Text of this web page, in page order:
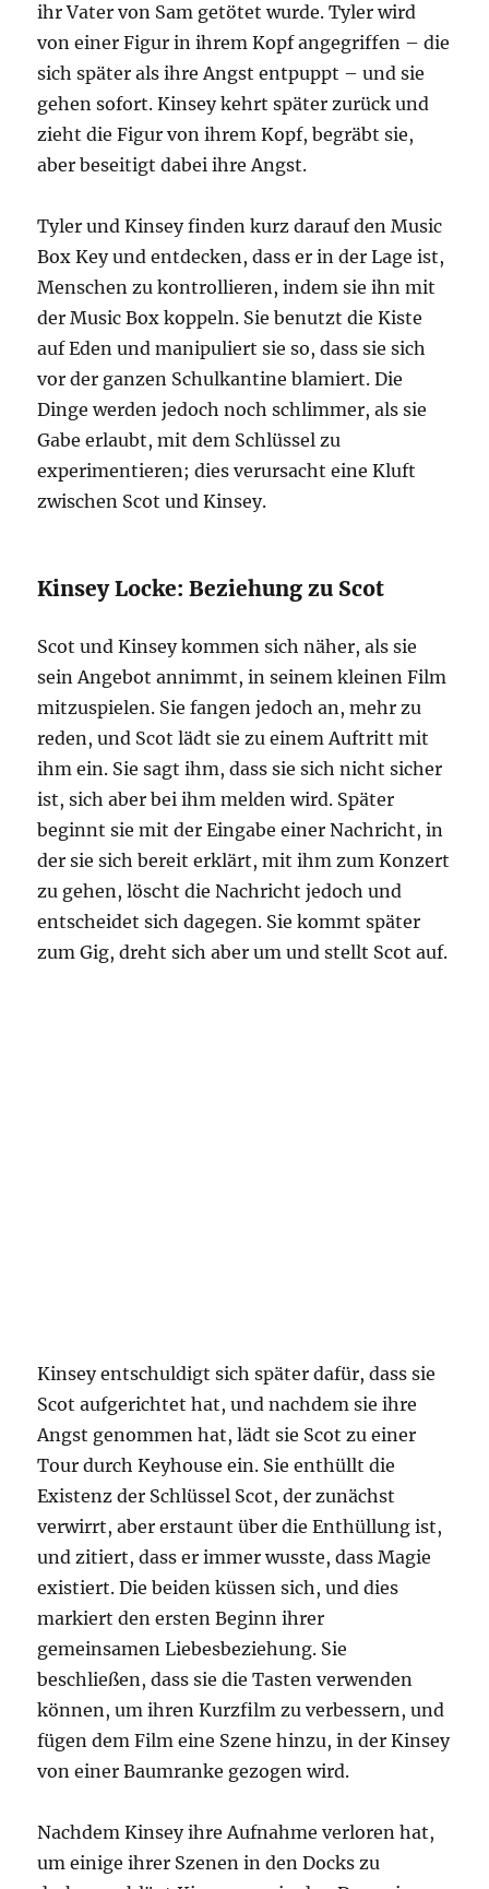
ihr Vater von Sam getötet wurde. Tyler wird
von einer Figur in ihrem Kopf angegriffen – die
sich später als ihre Angst entpuppt – und sie
gehen sofort. Kinsey kehrt später zurück und
zieht die Figur von ihrem Kopf, begräbt sie,
aber beseitigt dabei ihre Angst.
Tyler und Kinsey finden kurz darauf den Music
Box Key und entdecken, dass er in der Lage ist,
Menschen zu kontrollieren, indem sie ihn mit
der Music Box koppeln. Sie benutzt die Kiste
auf Eden und manipuliert sie so, dass sie sich
vor der ganzen Schulkantine blamiert. Die
Dinge werden jedoch noch schlimmer, als sie
Gabe erlaubt, mit dem Schlüssel zu
experimentieren; dies verursacht eine Kluft
zwischen Scot und Kinsey.
Kinsey Locke: Beziehung zu Scot
Scot und Kinsey kommen sich näher, als sie
sein Angebot annimmt, in seinem kleinen Film
mitzuspielen. Sie fangen jedoch an, mehr zu
reden, und Scot lädt sie zu einem Auftritt mit
ihm ein. Sie sagt ihm, dass sie sich nicht sicher
ist, sich aber bei ihm melden wird. Später
beginnt sie mit der Eingabe einer Nachricht, in
der sie sich bereit erklärt, mit ihm zum Konzert
zu gehen, löscht die Nachricht jedoch und
entscheidet sich dagegen. Sie kommt später
zum Gig, dreht sich aber um und stellt Scot auf.
Kinsey entschuldigt sich später dafür, dass sie
Scot aufgerichtet hat, und nachdem sie ihre
Angst genommen hat, lädt sie Scot zu einer
Tour durch Keyhouse ein. Sie enthüllt die
Existenz der Schlüssel Scot, der zunächst
verwirrt, aber erstaunt über die Enthüllung ist,
und zitiert, dass er immer wusste, dass Magie
existiert. Die beiden küssen sich, und dies
markiert den ersten Beginn ihrer
gemeinsamen Liebesbeziehung. Sie
beschließen, dass sie die Tasten verwenden
können, um ihren Kurzfilm zu verbessern, und
fügen dem Film eine Szene hinzu, in der Kinsey
von einer Baumranke gezogen wird.
Nachdem Kinsey ihre Aufnahme verloren hat,
um einige ihrer Szenen in den Docks zu